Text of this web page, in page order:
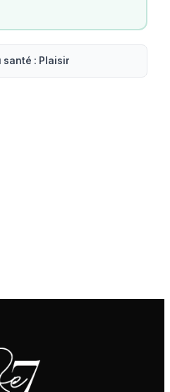
santé : Plaisir